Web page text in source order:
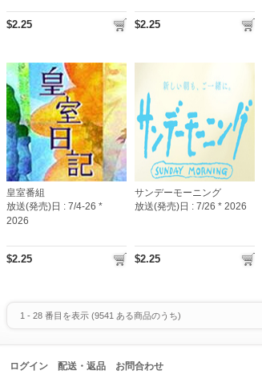
$2.25 $2.25
皇室番組
放送(発売)日 : 7/4-26 *
2026
$2.25
サンデーモーニング
放送(発売)日 : 7/26 * 2026
$2.25
1 - 28 番目を表示 (9541 ある商品のうち)
ログイン 配送・返品 お問合わせ